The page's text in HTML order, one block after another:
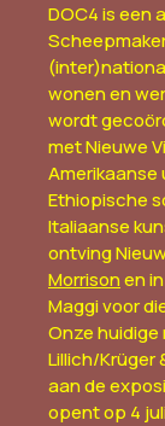
DOC4 is een
wonen en
wordt
met Nieuwe
Amerikaanse
Ethiopische
Italiaanse
ontving
Morrisonen
Maggi voor
Onze
Lillich/Krüger
aan de
opent op 4